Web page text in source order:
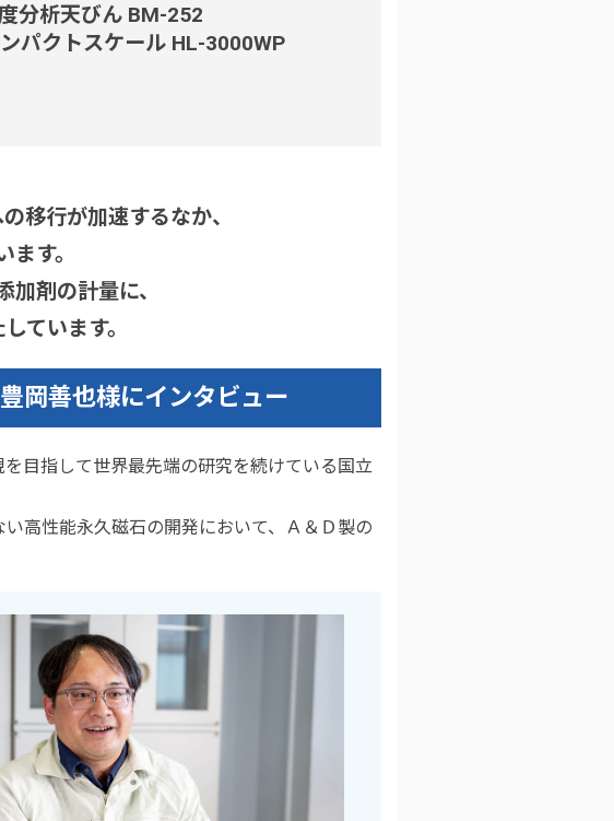
分析天びん BM-252
パクトスケール HL-3000WP
移行が加速するなか、
す。
剤の計量に、
ています。
岡善也様にインタビュー
目指して世界最先端の研究を続けている国立
高性能永久磁石の開発において、Ａ＆Ｄ製の